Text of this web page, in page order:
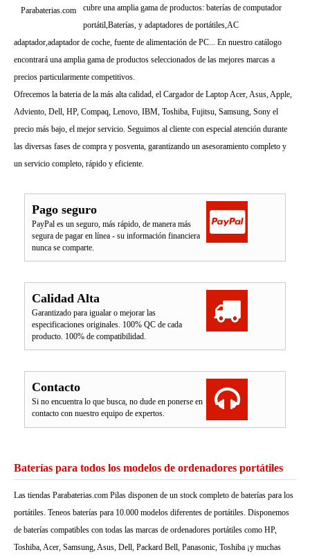
Parabaterias.com
cubre una amplia gama de productos: baterías de computador
portátil,Baterías, y adaptadores de portátiles,AC
adaptador,adaptador de coche, fuente de alimentación de PC... En nuestro catálogo
encontrará una amplia gama de productos seleccionados de las mejores marcas a
precios particularmente competitivos.
Ofrecemos la bateria de la más alta calidad, el Cargador de Laptop Acer, Asus, Apple,
Adviento, Dell, HP, Compaq, Lenovo, IBM, Toshiba, Fujitsu, Samsung, Sony el
precio más bajo, el mejor servicio. Seguimos al cliente con especial atención durante
las diversas fases de compra y posventa, garantizando un asesoramiento completo y
un servicio completo, rápido y eficiente.
Pago seguro
PayPal es un seguro, más rápido, de manera más
segura de pagar en línea - su información financiera
nunca se comparte.
Calidad Alta
Garantizado para igualar o mejorar las
especificaciones originales. 100% QC de cada
producto. 100% de compatibilidad.
Contacto
Si no encuentra lo que busca, no dude en ponerse en
contacto con nuestro equipo de expertos.
Baterías para todos los modelos de ordenadores portátiles
Las tiendas Parabaterias.com Pilas disponen de un stock completo de baterías para los
portátiles. Teneos baterías para 10.000 modelos diferentes de portátiles. Disponemos
de baterías compatibles con todas las marcas de ordenadores portátiles como HP,
Toshiba, Acer, Samsung, Asus, Dell, Packard Bell, Panasonic, Toshiba ¡y muchas